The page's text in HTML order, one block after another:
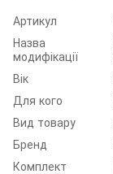
Артикул
Назва
модифікації
Вік
Для кого
Вид товару
Бренд
Комплект